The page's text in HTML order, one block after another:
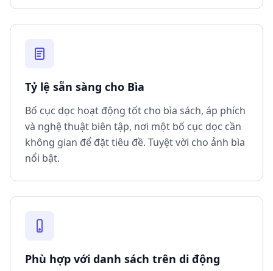
Tỷ lệ sẵn sàng cho Bìa
Bố cục dọc hoạt động tốt cho bìa sách, áp phích
và nghệ thuật biên tập, nơi một bố cục dọc cần
không gian để đặt tiêu đề. Tuyệt vời cho ảnh bìa
nổi bật.
Phù hợp với danh sách trên di động